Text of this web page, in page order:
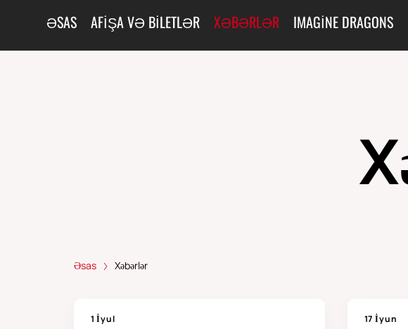
ƏSAS AFIŞA VƏ BILETLƏR XƏBƏRLƏR IMAGINE DRAGONS
Əsas Xəbərlər
1 İyul 17 İyun